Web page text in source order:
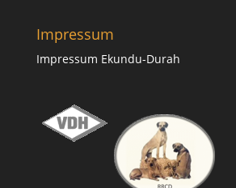
Impressum
Impressum Ekundu-Durah